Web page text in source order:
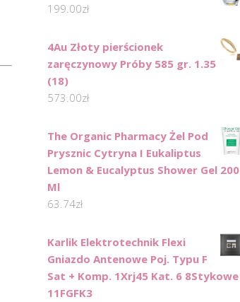
199.00zł
4Au Złoty pierścionek
zaręczynowy Próby 585 gr. 1.35
(18)
573.00zł
The Organic Pharmacy Żel Pod
Prysznic Cytryna I Eukaliptus
Lemon & Eucalyptus Shower Gel 200
Ml
63.74zł
Karlik Elektrotechnik Flexi
Gniazdo Antenowe Poj. Typu F
Sat + Komp. 1Xrj45 Kat. 6 8Stykowe
11FGFK3